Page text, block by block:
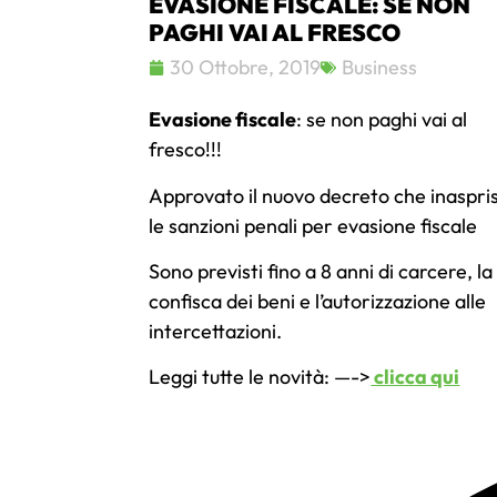
PAGHI VAI AL FRESCO
30 Ottobre, 2019 Business
Evasione fiscale: se non paghi vai al
fresco!!!
Approvato il nuovo decreto che
le sanzioni penali per evasione fiscale
Sono previsti fino a 8 anni di carcere, la
confisca dei beni e l’autorizzazione alle
intercettazioni.
Leggi tutte le novità: —->clicca qui